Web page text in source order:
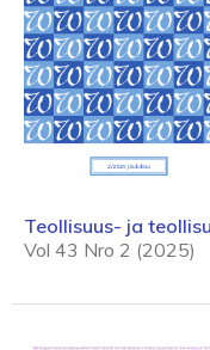
Teollisuus- ja
Vol 43 Nro 2 (2025)